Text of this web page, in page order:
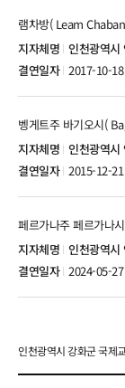
인천광역시
램차방( Leam
2017-10-18
인천광역시
벵게트주 바기오시(
2015-12-21
인천광역시
페르가나주 페르가나
2024-05-27
인천광역시 강화군 국제